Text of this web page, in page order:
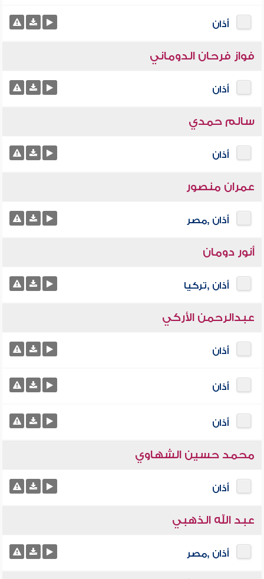
أذان
فواز فرحان الدوماني
أذان
سالم حمدي
أذان
عمران منصور
أذان ,مصر
أنور دومان
أذان ,تركيا
عبدالرحمن الأركي
أذان
أذان
أذان
محمد حسين الشهاوي
أذان
عبد الله الذهبي
أذان ,مصر